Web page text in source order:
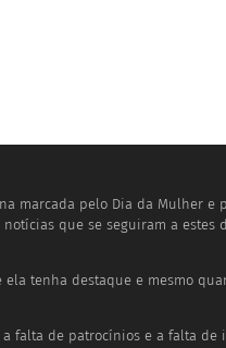
marcada pelo Dia da Mulher
que se seguiram a estes
tenha destaque e mesmo
falta de patrocínios e a falta de